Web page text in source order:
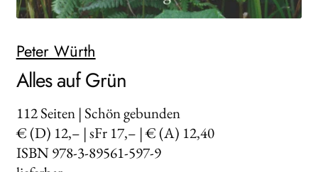
Peter Würth
Alles auf Grün
112Seiten | Schön gebunden
€ (D) 12,– | sFr 17,– | € (A) 12,40
ISBN 978-3-89561-597-9